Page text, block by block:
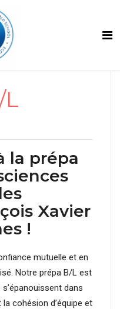
L
la prépa
Xavier
!
mutuelle et en
Notre prépa B/L est
dans
cohésion d’équipe et